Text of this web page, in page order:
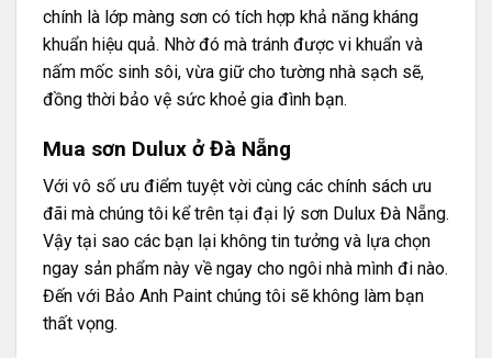
chính là lớp màng sơn có tích hợp khả năng kháng
khuẩn hiệu quả. Nhờ đó mà tránh được vi khuẩn và
nấm mốc sinh sôi, vừa giữ cho tường nhà sạch sẽ,
đồng thời bảo vệ sức khoẻ gia đình bạn.
Mua sơn Dulux ở Đà Nẵng
Với vô số ưu điểm tuyệt vời cùng các chính sách ưu
đãi mà chúng tôi kể trên tại đại lý sơn Dulux Đà Nẵng.
Vậy tại sao các bạn lại không tin tưởng và lựa chọn
ngay sản phẩm này về ngay cho ngôi nhà mình đi nào.
Đến với Bảo Anh Paint chúng tôi sẽ không làm bạn
thất vọng.